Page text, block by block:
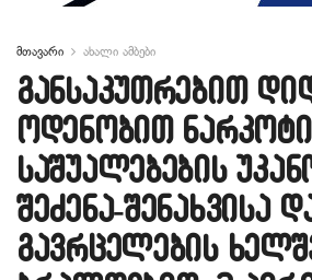
მთავარი ახალი ამბები
განსაკუთრებით
ოდენობით
საშუალებების
შეძენა-შენახვისა
გავრცელების